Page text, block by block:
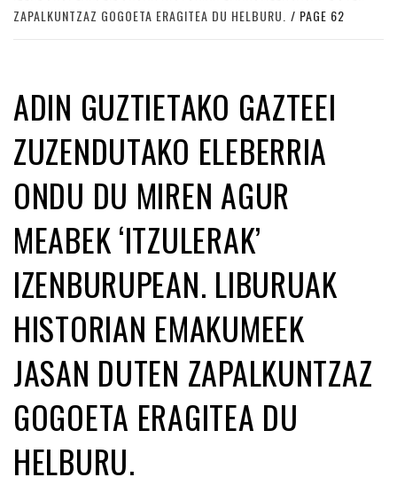
ZAPALKUNTZAZ GOGOETA ERAGITEA DU HELBURU.
PAGE 62
ADIN GUZTIETAKO GAZTEEI
ZUZENDUTAKO ELEBERRIA
ONDU DU MIREN AGUR
MEABEK ‘ITZULERAK’
IZENBURUPEAN. LIBURUAK
HISTORIAN EMAKUMEEK
JASAN DUTEN ZAPALKUNTZAZ
GOGOETA ERAGITEA DU
HELBURU.